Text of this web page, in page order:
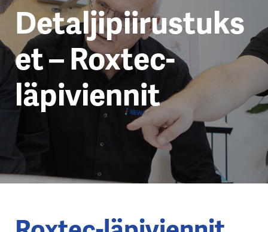
Detaljipiirustuks
et – Roxtec-
läpiviennit